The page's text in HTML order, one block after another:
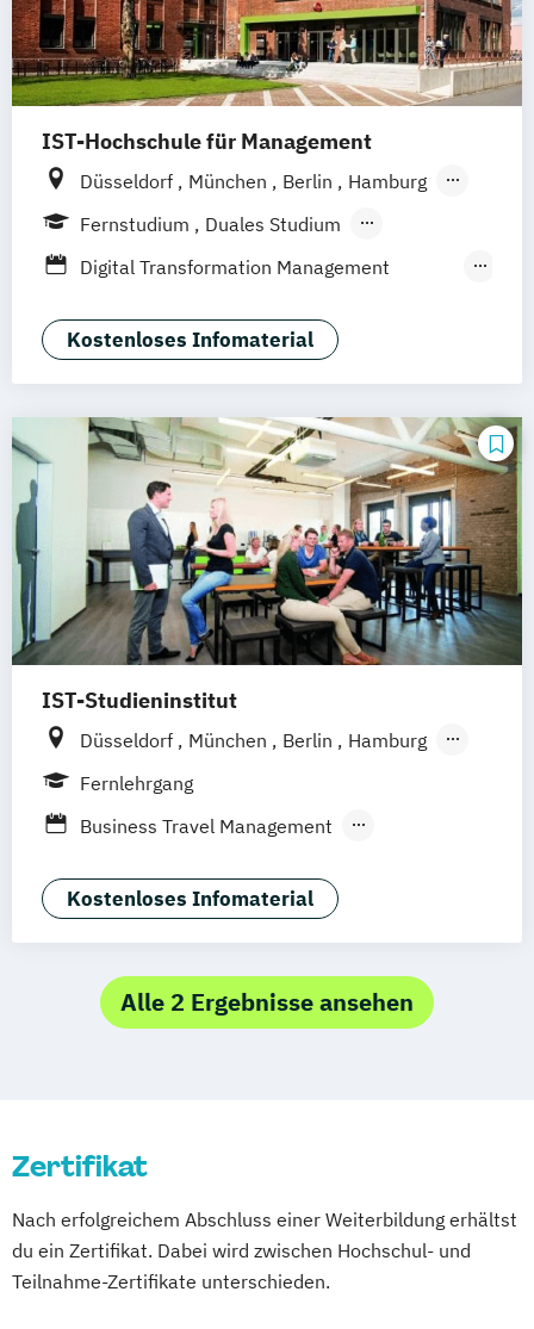
IST-Hochschule für Management
Düsseldorf München Berlin
Hamburg
Weil am Rhein
Frankfurt am Main
Fernstudium
Duales Studium
Fernlehrgang
Digital Transformation Management
Hotelmanagement)
Hospitality Controlling & Hotel Asset
Hotel- und Tourismusmarketing
Hotelmarketing Hotelökonom
Housekeeping Management
Revenue Management
Tourism Consulting
Tourismus Management
Tourismusökonom (FH)
Kostenloses Infomaterial
IST-Studieninstitut
Düsseldorf München Berlin
Hamburg
Weil am Rhein
Fernlehrgang
Business Travel Management
F&B Manager:in
Geprüfte:r Tourismusfachwirt:in (IHK)
Nachhaltiger Tourismus
Sport- und Gesundheitstourismus
Kostenloses Infomaterial
Alle 2 Ergebnisse ansehen
Zertifikat
Nach erfolgreichem Abschluss einer Weiterbildung erhältst
du ein Zertifikat. Dabei wird zwischen Hochschul- und
Teilnahme-Zertifikate unterschieden.